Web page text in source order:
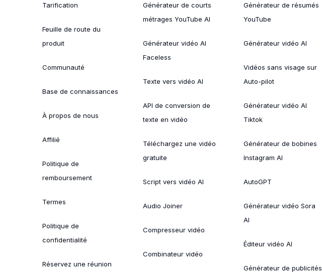
Tarification
Feuille de route du
produit
Communauté
Base de connaissances
À propos de nous
Affilié
Politique de
remboursement
Termes
Politique de
confidentialité
Réservez une réunion
Générateur de courts
métrages YouTube AI
Générateur vidéo AI
Faceless
Texte vers vidéo AI
API de conversion de
texte en vidéo
Téléchargez une vidéo
gratuite
Script vers vidéo AI
Audio Joiner
Compresseur vidéo
Combinateur vidéo
Générateur de résumés
YouTube
Générateur vidéo AI
Vidéos sans visage sur
Auto-pilot
Générateur vidéo AI
Tiktok
Générateur de bobines
Instagram AI
AutoGPT
Générateur vidéo Sora
AI
Éditeur vidéo AI
Générateur de publicités